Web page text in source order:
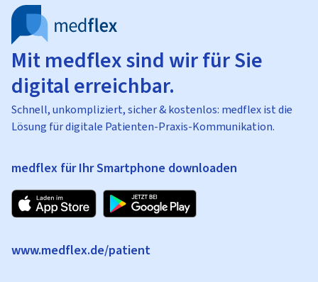
Mit medflex sind wir für Sie
digital erreichbar.
Schnell, unkompliziert, sicher & kostenlos: medflex ist die
Lösung für digitale Patienten-Praxis-Kommunikation.
medflex für Ihr Smartphone downloaden
www.medflex.de/patient